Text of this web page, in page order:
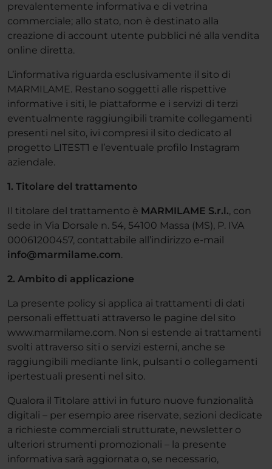
prevalentemente informativa e di vetrina
commerciale; allo stato, non è destinato alla
creazione di account utente pubblici né alla vendita
online diretta.
L’informativa riguarda esclusivamente il sito di
MARMILAME. Restano soggetti alle rispettive
informative i siti, le piattaforme e i servizi di terzi
eventualmente raggiungibili tramite collegamenti
presenti nel sito, ivi compresi il sito dedicato al
progetto LITEST1 e l’eventuale profilo Instagram
aziendale.
1. Titolare del trattamento
Il titolare del trattamento è MARMILAME S.r.l., con
sede in Via Dorsale n. 54, 54100 Massa (MS), P. IVA
00061200457, contattabile all’indirizzo e-mail
info@marmilame.com.
2. Ambito di applicazione
La presente policy si applica ai trattamenti di dati
personali effettuati attraverso le pagine del sito
www.marmilame.com. Non si estende ai trattamenti
svolti attraverso siti o servizi esterni, anche se
raggiungibili mediante link, pulsanti o collegamenti
ipertestuali presenti nel sito.
Qualora il Titolare attivi in futuro nuove funzionalità
digitali – per esempio aree riservate, sezioni dedicate
a richieste commerciali strutturate, newsletter o
ulteriori strumenti promozionali – la presente
informativa sarà aggiornata o, se necessario,